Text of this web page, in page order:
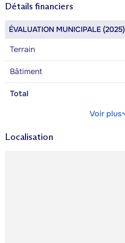
Détails financiers
ÉVALUATION MUNICIPALE (2025)
Terrain
Bâtiment
Total
Voir plus
Localisation